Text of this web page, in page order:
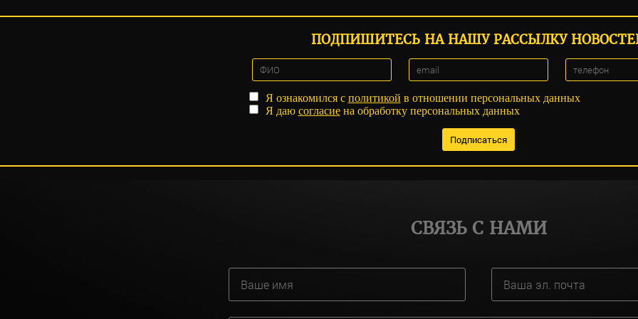
ПОДПИШИТЕСЬ НА НАШУ РАССЫЛКУ
Я ознакомился с политикой в отношении персональных данных
Я даю согласиена обработку персональных данных
СВЯЗЬ С НАМИ